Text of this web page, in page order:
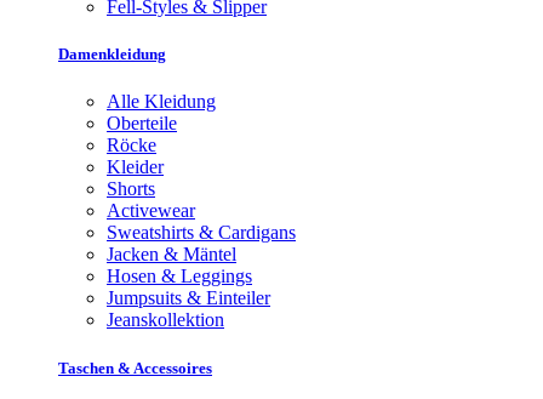
Fell-Styles & Slipper
Damenkleidung
Alle Kleidung
Oberteile
Röcke
Kleider
Shorts
Activewear
Sweatshirts & Cardigans
Jacken & Mäntel
Hosen & Leggings
Jumpsuits & Einteiler
Jeanskollektion
Taschen & Accessoires